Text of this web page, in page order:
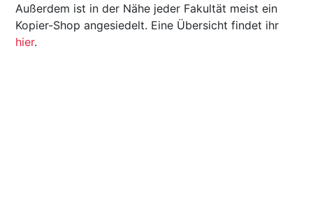
Außerdem ist in der Nähe jeder Fakultät meist ein
Kopier-Shop angesiedelt. Eine Übersicht findet ihr
hier.